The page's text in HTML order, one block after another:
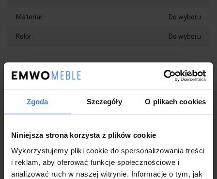
Zgoda Szczegóły O plikach cookies
Niniejsza strona korzysta z plików cookie
Wykorzystujemy pliki cookie do spersonalizowania treści
i reklam, aby oferować funkcje społecznościowe i
analizować ruch w naszej witrynie. Informacje o tym, jak
Materiał: Do wyboru
Kolor: Do wyboru
Powierzchnia spania: 120x200
Wysoki, efektowny zagłówek z przeszyciami
Stabilne, metalowe nóżki malowane na złoty kolor
(nieotwierany) z listewkami sprężynującymi
Modny wzór w formie pionowych pasów
Wykonanie z najwyższej jakości materiałów, łatwe w
utrzymaniu i czyszczeniu